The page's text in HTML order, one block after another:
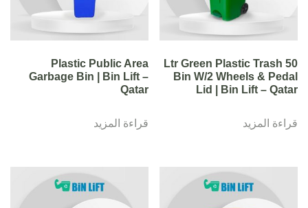
50 Ltr Green Plastic Trash
Bin W/2 Wheels & Pedal
Lid | Bin Lift – Qatar
قراءة المزيد
Plastic Public Area
Garbage Bin | Bin Lift –
Qatar
قراءة المزيد